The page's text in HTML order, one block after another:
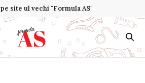
pe site ul vechi "Formula AS"